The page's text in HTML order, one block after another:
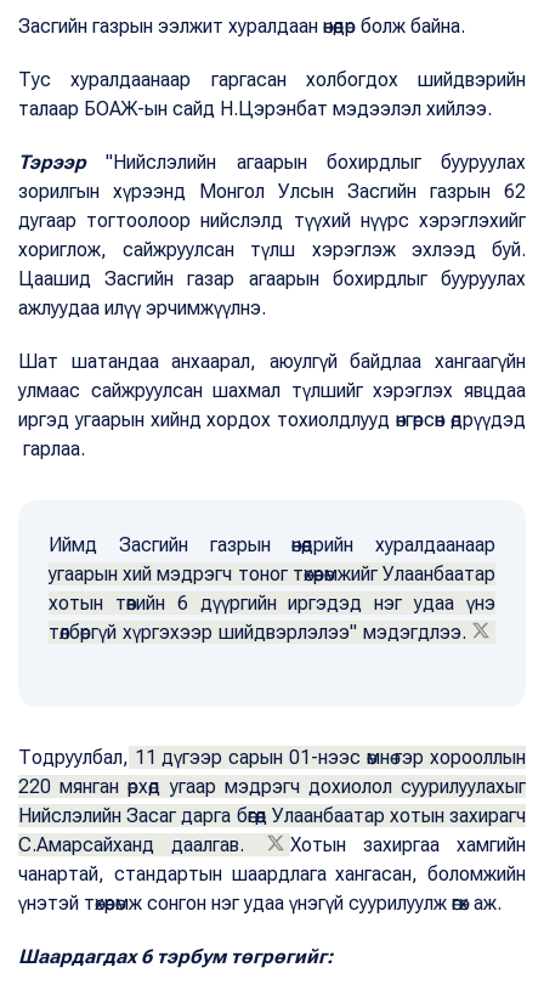
Засгийн газрын ээлжит хуралдаан өнөөдөр болж байна.
Тус хуралдаанаар гаргасан холбогдох шийдвэрийн
талаар БОАЖ-ын сайд Н.Цэрэнбат мэдээлэл хийлээ.
Тэрээр"Нийслэлийн агаарын бохирдлыг бууруулах
зорилгын хүрээнд Монгол Улсын Засгийн газрын 62
дугаар тогтоолоор нийслэлд түүхий нүүрс хэрэглэхийг
хориглож, сайжруулсан түлш хэрэглэж эхлээд буй.
Цаашид Засгийн газар агаарын бохирдлыг бууруулах
ажлуудаа илүү эрчимжүүлнэ.
Шат шатандаа анхаарал, аюулгүй байдлаа хангаагүйн
улмаас сайжруулсан шахмал түлшийг хэрэглэх явцдаа
иргэд угаарын хийнд хордох тохиолдлууд өнгөрсөн өдрүүдэд
гарлаа.
Иймд Засгийн газрын өнөөдрийн хуралдаанаар
угаарын хий мэдрэгч тоног төхөөрөмжийг Улаанбаатар
хотын төвийн 6 дүүргийн иргэдэд нэг удаа үнэ
төлбөргүй хүргэхээр шийдвэрлэлээ" мэдэгдлээ.
Тодруулбал, 11 дүгээр сарын 01-нээс өмнө гэр хорооллын
220 мянган өрхөд угаар мэдрэгч дохиолол суурилуулахыг
Нийслэлийн Засаг дарга бөгөөд Улаанбаатар хотын захирагч
С.Амарсайханд даалгав.
Хотын захиргаа хамгийн
чанартай, стандартын шаардлага хангасан, боломжийн
үнэтэй төхөөрөмж сонгон нэг удаа үнэгүй суурилуулж өгөх аж.
Шаардагдах 6 тэрбум төгрөгийг: